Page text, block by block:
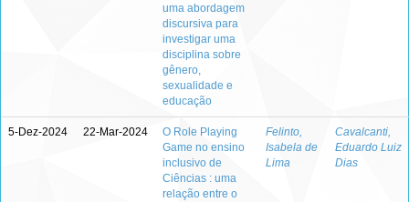
uma abordagem
discursiva para
investigar uma
disciplina sobre
gênero,
sexualidade e
educação
5-Dez-2024 22-Mar-2024
O Role Playing
Game no ensino
inclusivo de
Ciências : uma
relação entre o
Felinto,
Isabela de
Lima
Cavalcanti,
Eduardo Luiz
Dias